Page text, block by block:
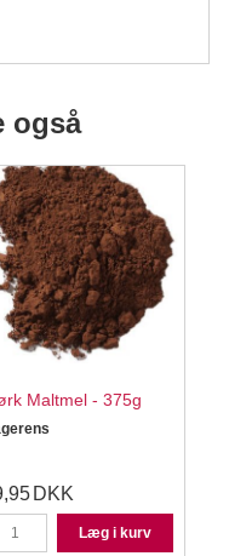
også
Maltmel - 375g
DKK
Læg i kurv